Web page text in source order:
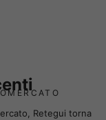
Retegui torna